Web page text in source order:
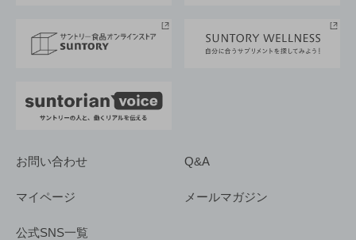
採用情報
お問い合わせ Q&A
マイページ メールマガジン
公式SNS一覧